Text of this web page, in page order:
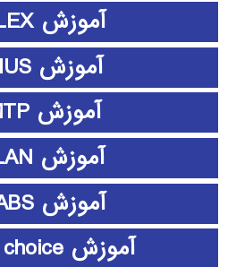
آموزش CPLEX
آموزش EDIUS
آموزش EMTP
آموزش ePLAN
آموزش ETABS
آموزش expert choice